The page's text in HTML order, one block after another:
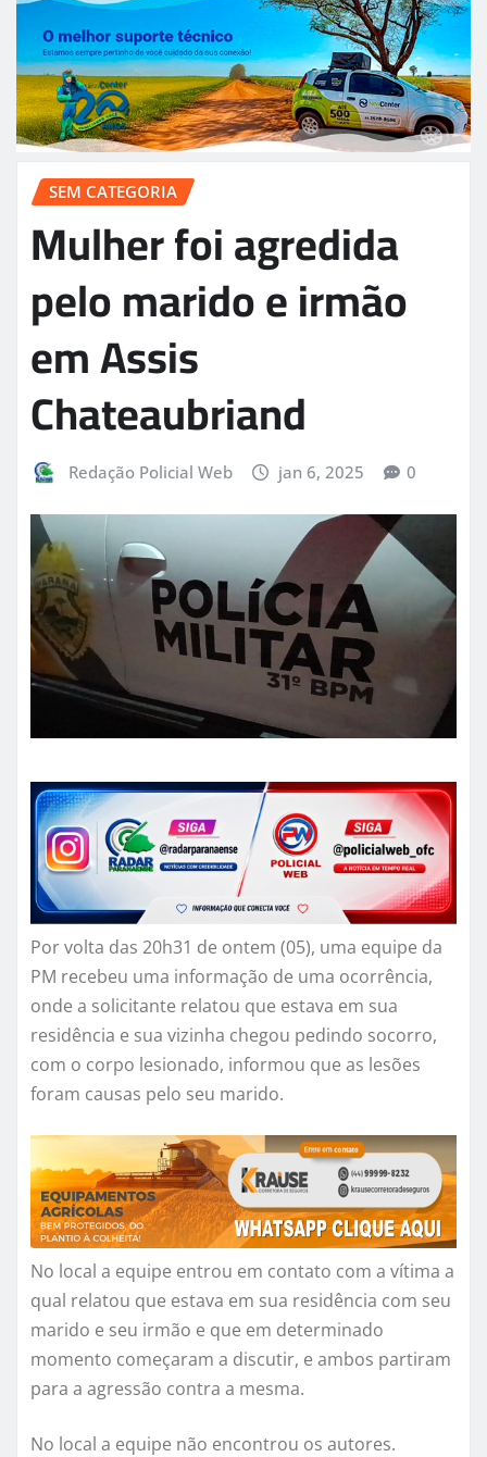
SEM CATEGORIA
Mulher foi agredida
pelo marido e irmão
em Assis
Chateaubriand
Redação Policial Web jan 6, 2025 0
Por volta das 20h31 de ontem (05), uma equipe da
PM recebeu uma informação de uma ocorrência,
onde a solicitante relatou que estava em sua
residência e sua vizinha chegou pedindo socorro,
com o corpo lesionado, informou que as lesões
foram causas pelo seu marido.
No local a equipe entrou em contato com a vítima a
qual relatou que estava em sua residência com seu
marido e seu irmão e que em determinado
momento começaram a discutir, e ambos partiram
para a agressão contra a mesma.
No local a equipe não encontrou os autores.